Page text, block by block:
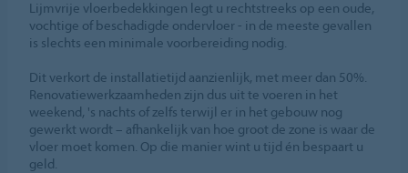
Lijmvrije vloerbedekkingen legt u rechtstreeks op een oude,
vochtige of beschadigde ondervloer - in de meeste gevallen
is slechts een minimale voorbereiding nodig.
Dit verkort de installatietijd aanzienlijk, met meer dan 50%.
Renovatiewerkzaamheden zijn dus uit te voeren in het
weekend, 's nachts of zelfs terwijl er in het gebouw nog
gewerkt wordt – afhankelijk van hoe groot de zone is waar de
vloer moet komen. Op die manier wint u tijd én bespaart u
geld.